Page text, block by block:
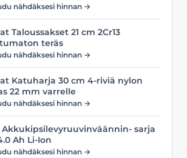
nähdäksesi hinnan →
Taloussakset 21 cm 2Cr13
teräs
nähdäksesi hinnan →
Katuharja 30 cm 4-riviä nylon
22 mm varrelle
nähdäksesi hinnan →
Akkukipsilevyruuvinväännin- sarja
Ah Li-Ion
nähdäksesi hinnan →